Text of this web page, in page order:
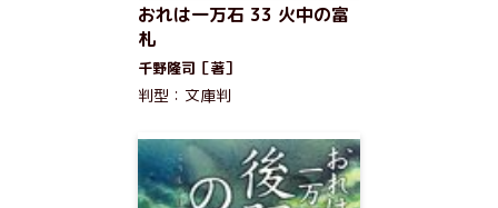
おれは一万石 33 火中の富
札
千野隆司［著］
判型：文庫判